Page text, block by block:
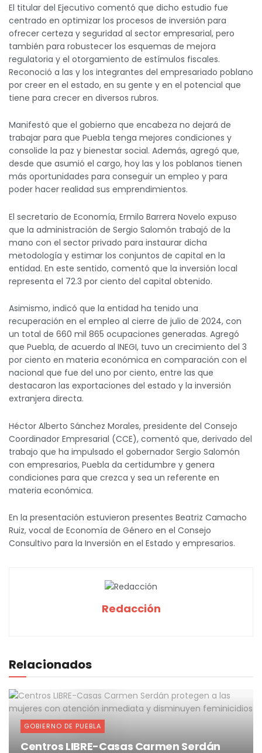
El titular del Ejecutivo comentó que dicho estudio fue
centrado en optimizar los procesos de inversión para
ofrecer certeza y seguridad al sector empresarial, pero
también para robustecer los esquemas de mejora
regulatoria y el otorgamiento de estímulos fiscales.
Reconoció a las y los integrantes del empresariado poblano
por creer en el estado, en su gente y en el potencial que
tiene para crecer en diversos rubros.
Manifestó que el gobierno que encabeza no dejará de
trabajar para que Puebla tenga mejores condiciones y
consolide la paz y bienestar social. Además, agregó que,
desde que asumió el cargo, hoy las y los poblanos tienen
más oportunidades para conseguir un empleo y para
poder hacer realidad sus emprendimientos.
El secretario de Economía, Ermilo Barrera Novelo expuso
que la administración de Sergio Salomón trabajó de la
mano con el sector privado para instaurar dicha
metodología y estimar los conjuntos de capital en la
entidad. En este sentido, comentó que la inversión local
representa el 72.3 por ciento del capital obtenido.
Asimismo, indicó que la entidad ha tenido una
recuperación en el empleo al cierre de julio de 2024, con
un total de 660 mil 865 ocupaciones generadas. Agregó
que Puebla, de acuerdo al INEGI, tuvo un crecimiento del 3
por ciento en materia económica en comparación con el
nacional que fue del uno por ciento, entre las que
destacaron las exportaciones del estado y la inversión
extranjera directa.
Héctor Alberto Sánchez Morales, presidente del Consejo
Coordinador Empresarial (CCE), comentó que, derivado del
trabajo que ha impulsado el gobernador Sergio Salomón
con empresarios, Puebla da certidumbre y genera
condiciones para que crezca y sea un referente en
materia económica.
En la presentación estuvieron presentes Beatriz Camacho
Ruiz, vocal de Economía de Género en el Consejo
Consultivo para la Inversión en el Estado y empresarios.
Redacción
Relacionados
GOBIERNO DE PUEBLA
Centros LIBRE-Casas Carmen Serdán